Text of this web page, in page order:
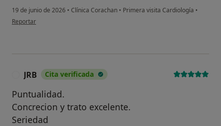
19 de junio de 2026 • Clínica Corachan • Primera visita Cardiología •
en opinión del usuario Sara Acosta
Reportar
JRB Cita verificada
Puntualidad.
Concrecion y trato excelente.
Seriedad